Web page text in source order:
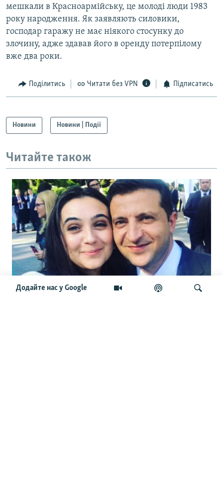
Додайте нас у Google
мешкали в Красноармійську, це молоді люди 1983
року народження. Як заявляють силовики,
господар гаражу не має ніякого стосунку до
злочину, адже здавав його в оренду потерпілому
вже два роки.
Поділитись Читати без VPN Підписатись
Новини Новини | Події
Читайте також